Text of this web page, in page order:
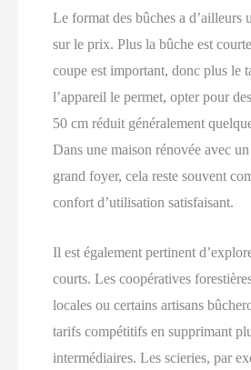
Le format des bûches a d’ailleurs
sur le prix. Plus la bûche est
coupe est important, donc plus le
l’appareil le permet, opter pour
50 cm réduit généralement
Dans une maison rénovée avec
grand foyer, cela reste souvent
confort d’utilisation satisfaisant.
Il est également pertinent
courts. Les coopératives
locales ou certains artisans
tarifs compétitifs en supprimant
intermédiaires. Les scieries, par